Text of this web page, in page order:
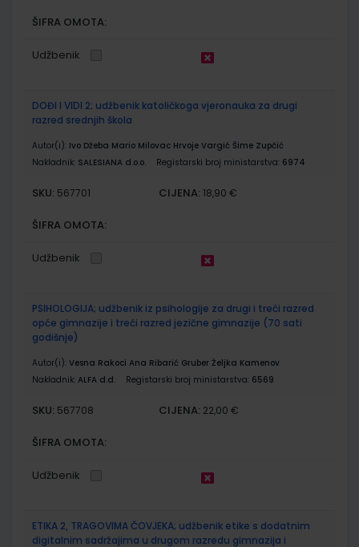
ŠIFRA OMOTA:
Udžbenik
DOĐI I VIDI 2; udžbenik katoličkoga vjeronauka za drugi
razred srednjih škola
Autor(i): Ivo Džeba Mario Milovac Hrvoje Vargić Šime Zupčić
Nakladnik: SALESIANA d.o.o. Registarski broj ministarstva: 6974
SKU: 567701 CIJENA: 18,90 €
ŠIFRA OMOTA:
Udžbenik
PSIHOLOGIJA; udžbenik iz psihologije za drugi i treći razred
opće gimnazije i treći razred jezične gimnazije (70 sati
godišnje)
Autor(i): Vesna Rakoci Ana Ribarić Gruber Željka Kamenov
Nakladnik: ALFA d.d. Registarski broj ministarstva: 6569
SKU: 567708 CIJENA: 22,00 €
ŠIFRA OMOTA:
Udžbenik
ETIKA 2, TRAGOVIMA ČOVJEKA; udžbenik etike s dodatnim
digitalnim sadržajima u drugom razredu gimnazija i